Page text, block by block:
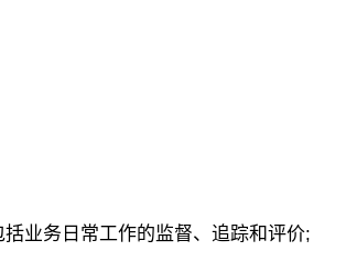
业务日常工作的监督、追踪和评价;